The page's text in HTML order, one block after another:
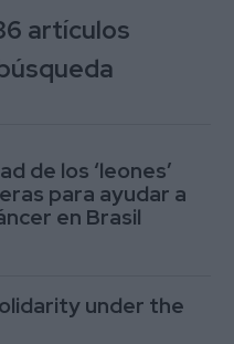
artículos
de los ‘leones’
para ayudar a
en Brasil
under the